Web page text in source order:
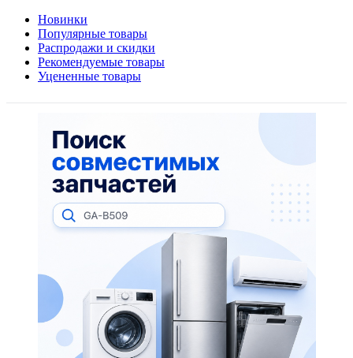
Новинки
Популярные товары
Распродажи и скидки
Рекомендуемые товары
Уцененные товары